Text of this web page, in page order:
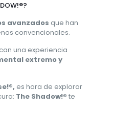
avanzados que han
convencionales.
una experiencia
extremo y
es hora de explorar
The Shadow!® te